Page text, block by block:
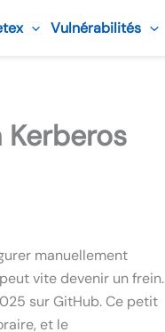
Vulnérabilités
manuellement
vite devenir un frein.
sur GitHub. Ce petit
et le